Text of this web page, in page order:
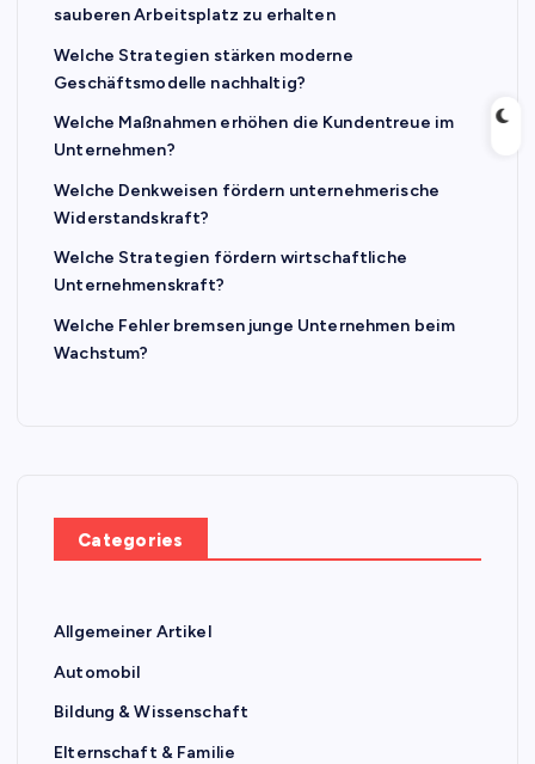
sauberen Arbeitsplatz zu erhalten
Welche Strategien stärken moderne
Geschäftsmodelle nachhaltig?
Welche Maßnahmen erhöhen die Kundentreue im
Unternehmen?
Welche Denkweisen fördern unternehmerische
Widerstandskraft?
Welche Strategien fördern wirtschaftliche
Unternehmenskraft?
Welche Fehler bremsen junge Unternehmen beim
Wachstum?
Categories
Allgemeiner Artikel
Automobil
Bildung & Wissenschaft
Elternschaft & Familie